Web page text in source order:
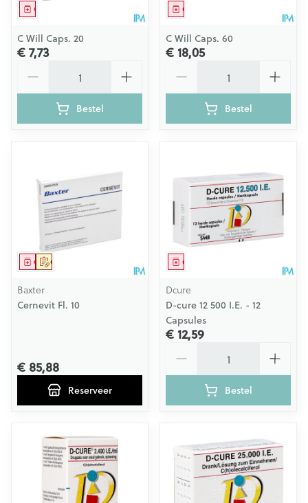
Geneesmiddel
C Will Caps. 20
€ 7,73
Bestel
Geneesmiddel
C Will Caps. 60
€ 18,05
Bestel
Op voorschrift
Geneesmiddel
Baxter
Cernevit Fl. 10
€ 85,88
Reserveer
Geneesmiddel
Dcure
D-cure 12 500 I.E. - 12
Capsules
€ 12,59
Bestel